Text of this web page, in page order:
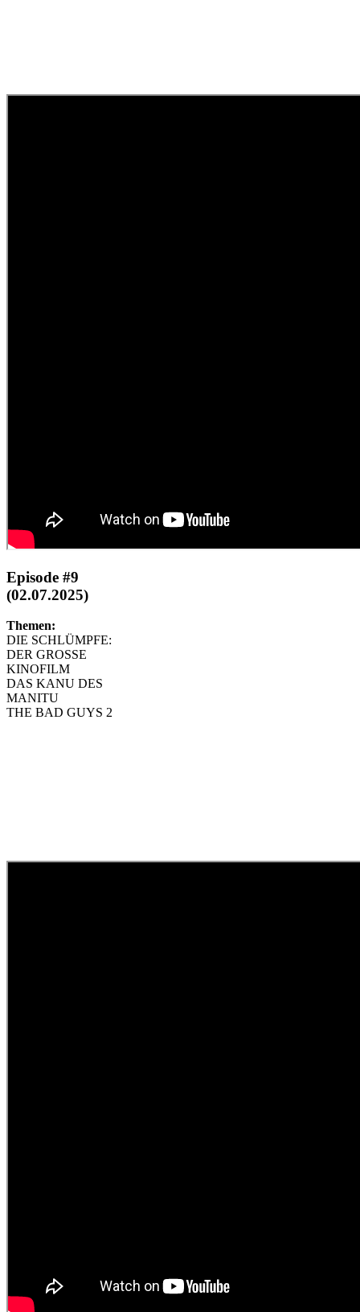
Episode #9
(02.07.2025)
Themen:
DIE SCHLÜMPFE:
DER GROSSE
KINOFILM
DAS KANU DES
MANITU
THE BAD GUYS 2